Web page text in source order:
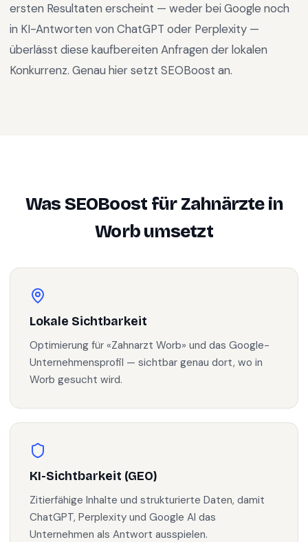
ersten Resultaten erscheint — weder bei Google noch
in KI-Antworten von ChatGPT oder Perplexity —
überlässt diese kaufbereiten Anfragen der lokalen
Konkurrenz. Genau hier setzt SEOBoost an.
Was SEOBoost fürZahnärztein
Worbumsetzt
Lokale Sichtbarkeit
Optimierung für «Zahnarzt Worb» und das Google-
Unternehmensprofil — sichtbar genau dort, wo in
Worb gesucht wird.
KI-Sichtbarkeit (GEO)
Zitierfähige Inhalte und strukturierte Daten, damit
ChatGPT, Perplexity und Google AI das
Unternehmen als Antwort ausspielen.